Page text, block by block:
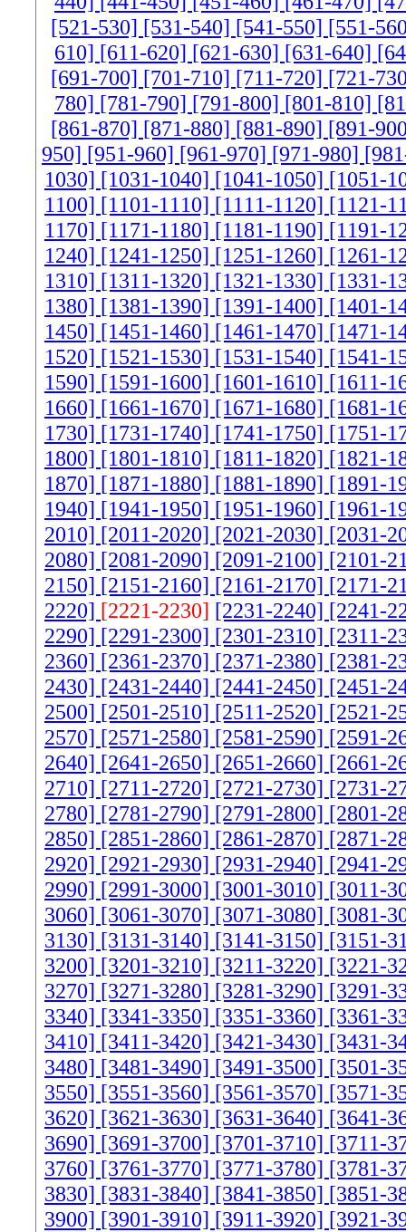
[521-530] [531-540] [541-550] [551-
610] [611-620] [621-630] [631-640]
[691-700] [701-710] [711-720] [721-
780] [781-790] [791-800] [801-810]
[861-870] [871-880] [881-890] [891-
950] [951-960] [961-970] [971-980]
1030] [1031-1040] [1041-1050] [1051-
1100] [1101-1110] [1111-1120] [1121-
1170] [1171-1180] [1181-1190] [1191-
1240] [1241-1250] [1251-1260] [1261-
1310] [1311-1320] [1321-1330] [1331-
1380] [1381-1390] [1391-1400] [1401-
1450] [1451-1460] [1461-1470] [1471-
1520] [1521-1530] [1531-1540] [1541-
1590] [1591-1600] [1601-1610] [1611-
1660] [1661-1670] [1671-1680] [1681-
1730] [1731-1740] [1741-1750] [1751-
1800] [1801-1810] [1811-1820] [1821-
1870] [1871-1880] [1881-1890] [1891-
1940] [1941-1950] [1951-1960] [1961-
2010] [2011-2020] [2021-2030] [2031-
2080] [2081-2090] [2091-2100] [2101-
2150] [2151-2160] [2161-2170] [2171-
2220] [2221-2230] [2231-2240] [2241-
2290] [2291-2300] [2301-2310] [2311-
2360] [2361-2370] [2371-2380] [2381-
2430] [2431-2440] [2441-2450] [2451-
2500] [2501-2510] [2511-2520] [2521-
2570] [2571-2580] [2581-2590] [2591-
2640] [2641-2650] [2651-2660] [2661-
2710] [2711-2720] [2721-2730] [2731-
2780] [2781-2790] [2791-2800] [2801-
2850] [2851-2860] [2861-2870] [2871-
2920] [2921-2930] [2931-2940] [2941-
2990] [2991-3000] [3001-3010] [3011-
3060] [3061-3070] [3071-3080] [3081-
3130] [3131-3140] [3141-3150] [3151-
3200] [3201-3210] [3211-3220] [3221-
3270] [3271-3280] [3281-3290] [3291-
3340] [3341-3350] [3351-3360] [3361-
3410] [3411-3420] [3421-3430] [3431-
3480] [3481-3490] [3491-3500] [3501-
3550] [3551-3560] [3561-3570] [3571-
3620] [3621-3630] [3631-3640] [3641-
3690] [3691-3700] [3701-3710] [3711-
3760] [3761-3770] [3771-3780] [3781-
3830] [3831-3840] [3841-3850] [3851-
3900] [3901-3910] [3911-3920] [3921-